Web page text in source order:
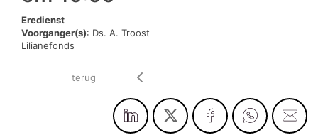
Eredienst
Voorganger(s): Ds. A. Troost
Lilianefonds
terug